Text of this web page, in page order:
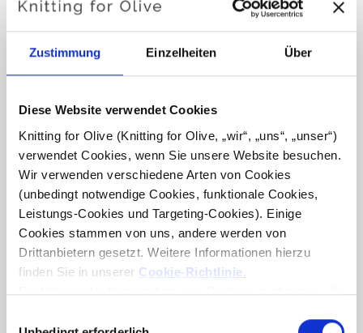
Zustimmung Einzelheiten Über
Diese Website verwendet Cookies
Knitting for Olive (Knitting for Olive, „wir“, „uns“, „unser“)
verwendet Cookies, wenn Sie unsere Website besuchen.
Wir verwenden verschiedene Arten von Cookies
(unbedingt notwendige Cookies, funktionale Cookies,
Leistungs-Cookies und Targeting-Cookies). Einige
Cookies stammen von uns, andere werden von
Drittanbietern gesetzt. Weitere Informationen hierzu
finden Sie in unserer Cookie-Richtlinie.
Sie können der Verwendung von Cookies zustimmen, die
Ihre Zustimmung bedeutet, dass Cookies gesetzt werden
Petrol als zu Marineblau oder klassischem Blau.
Farbton: Neutral-warm
Farbtyp: Sanfter Herbst
Knitting for Olive Pure Silk ist ein weiches, exklusives
Garn aus reiner Bourette-Seide (Rohseide), das aus
Seidenfasern hergestellt wird, die aus den Kokons
gewonnen werden, nachdem die Puppen zu Motten
heranreifen und entweichen.
Seide hat umfangreiche wärmeregulierende Eigenschaften
und kann daher das ganze Jahr über in Kleidungsstücken
an Feuchtigkeit aufnehmen und fühlt sich dennoch trocken